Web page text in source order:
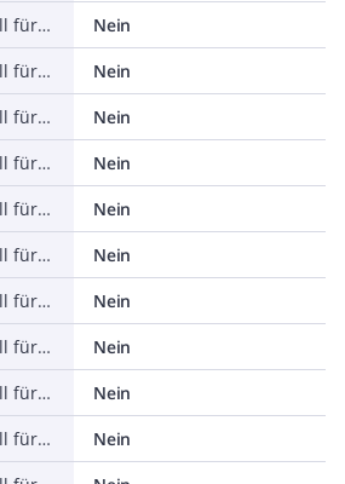
Unterstützt Protokoll für KNX
Nein
Unterstützt Protokoll für Modbus
Nein
Unterstützt Protokoll für Data-Highway
Nein
Unterstützt Protokoll für DeviceNet
Nein
Unterstützt Protokoll für SUCONET
Nein
Unterstützt Protokoll für LON
Nein
Unterstützt Protokoll für PROFINET IO
Nein
Unterstützt Protokoll für PROFINET CBA
Nein
Unterstützt Protokoll für SERCOS
Nein
Unterstützt Protokoll für Foundation Fieldbus
Nein